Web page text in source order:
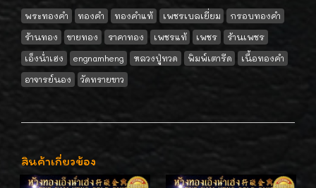
พระทองคำ ทองคำ ทองคำแท้ เพชรเบลเยี่ยม
กรอบทองคำ
ร้านทอง
ขายทอง ราคาทอง เพชรแท้ เพชร
ร้านเพชร
เอ็งน่ำเฮง
engnamheng หลวงปู่ทวด พิมพ์เตารีด
เนื้อทองคำ
อาจารย์นอง
วัดทรายขาว
สินค้าเกี่ยวข้อง